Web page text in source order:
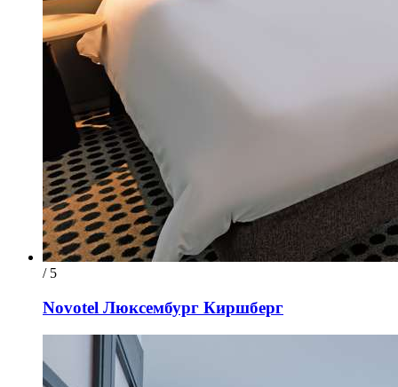
/ 5
Novotel Люксембург Киршберг